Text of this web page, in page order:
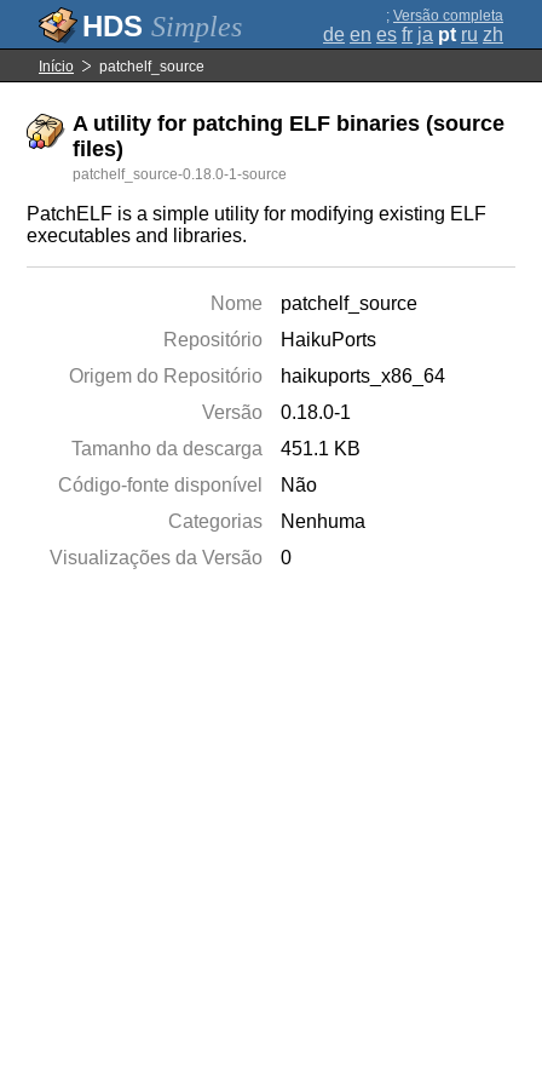
Simples ; Versão completa
de en es fr ja pt ru zh
Início patchelf_source
A utility for patching ELF binaries (source
files)
patchelf_source-0.18.0-1-source
PatchELF is a simple utility for modifying existing ELF
executables and libraries.
Nome
patchelf_source
Repositório
HaikuPorts
Origem do Repositório
haikuports_x86_64
Versão
0.18.0-1
Tamanho da descarga
451.1 KB
Código-fonte disponível
Não
Categorias
Nenhuma
Visualizações da Versão
0